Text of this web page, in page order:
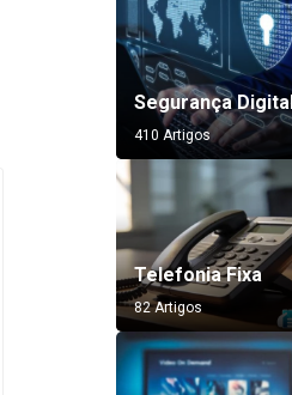
Segurança Digital
410 Artigos
Telefonia Fixa
82 Artigos